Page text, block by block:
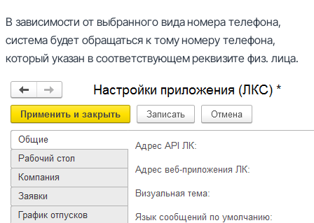
В зависимости от выбранного вида номера телефона,
система будет обращаться к тому номеру телефона,
который указан в соответствующем реквизите физ. лица.